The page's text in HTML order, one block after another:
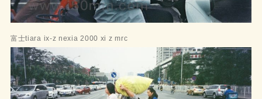
富士tiara ix-z nexia 2000 xi z mrc